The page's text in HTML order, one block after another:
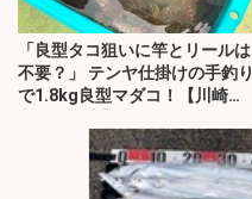
「良型タコ狙いに竿とリールは
不要？」 テンヤ仕掛けの手釣り
で1.8kg良型マダコ！【川崎